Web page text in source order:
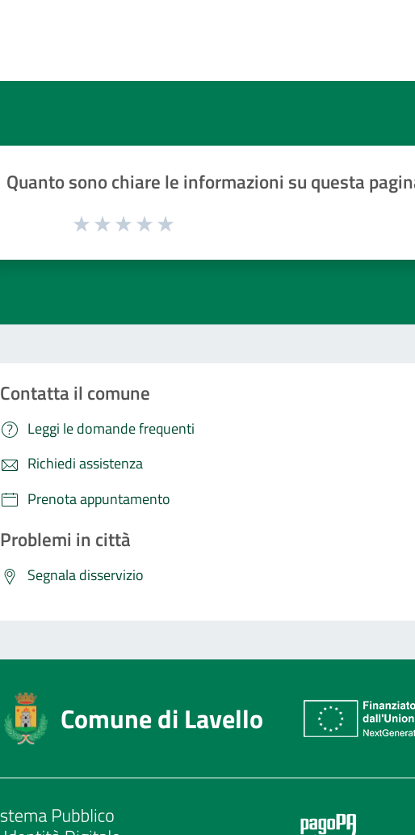
Quanto sono chiare le informazioni su questa
Valuta da 1 a 5 stelle la pagina
Contatta il comune
Leggi le domande frequenti
Richiedi assistenza
Prenota appuntamento
Problemi in città
Segnala disservizio
Comune di Lavello